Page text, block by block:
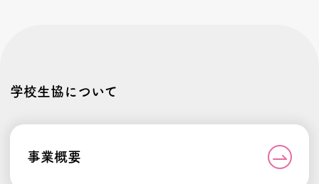
学校生協について
事業概要